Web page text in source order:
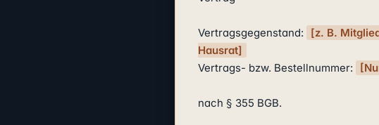
Vertragsgegenstand:
[z. B.
Hausrat]
Vertrags- bzw. Bestellnummer:
nach § 355 BGB.